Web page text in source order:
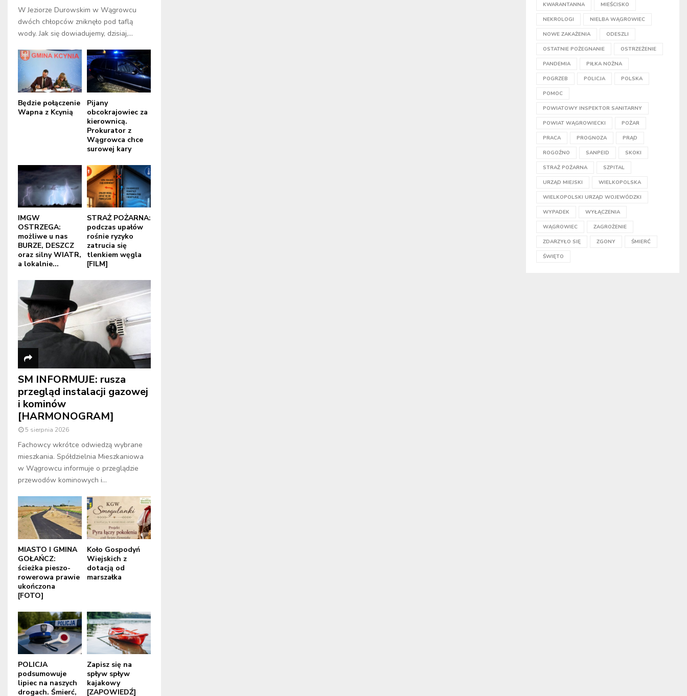
W Jeziorze Durowskim w Wągrowcu
dwóch chłopców zniknęło pod taflą
wody. Jak się dowiadujemy, dzisiaj,...
Będzie połączenie
Wapna z Kcynią
Pijany
obcokrajowiec za
kierownicą.
Prokurator z
Wągrowca chce
surowej kary
IMGW
OSTRZEGA:
możliwe u nas
BURZE, DESZCZ
oraz silny WIATR,
a lokalnie...
STRAŻ POŻARNA:
podczas upałów
rośnie ryzyko
zatrucia się
tlenkiem węgla
[FILM]
SM INFORMUJE: rusza
przegląd instalacji gazowej
i kominów
[HARMONOGRAM]
5 sierpnia 2026
Fachowcy wkrótce odwiedzą wybrane
mieszkania. Spółdzielnia Mieszkaniowa
w Wągrowcu informuje o przeglądzie
przewodów kominowych i...
MIASTO I GMINA
GOŁAŃCZ:
ścieżka pieszo-
rowerowa prawie
ukończona
[FOTO]
Koło Gospodyń
Wiejskich z
dotacją od
marszałka
POLICJA
podsumowuje
lipiec na naszych
drogach. Śmierć,
Zapisz się na
spływ spływ
kajakowy
[ZAPOWIEDŹ]
KWARANTANNA MIEŚCISKO
NEKROLOGI NIELBA WĄGROWIEC
NOWE ZAKAŻENIA ODESZLI
OSTATNIE POŻEGNANIE OSTRZEŻENIE
PANDEMIA PIŁKA NOŻNA
POGRZEB POLICJA POLSKA
POMOC
POWIATOWY INSPEKTOR SANITARNY
POWIAT WĄGROWIECKI POŻAR
PRACA PROGNOZA PRĄD
ROGOŹNO SANPEID SKOKI
STRAŻ POŻARNA SZPITAL
URZĄD MIEJSKI WIELKOPOLSKA
WIELKOPOLSKI URZĄD WOJEWÓDZKI
WYPADEK WYŁĄCZENIA
WĄGROWIEC ZAGROŻENIE
ZDARZYŁO SIĘ ZGONY ŚMIERĆ
ŚWIĘTO